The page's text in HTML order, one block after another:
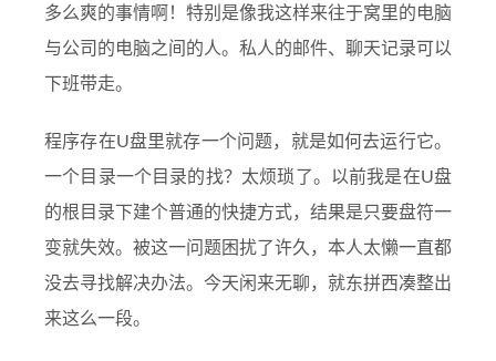
多么爽的事情啊！特别是像我这样来往于窝里的电脑
与公司的电脑之间的人。私人的邮件、聊天记录可以
下班带走。
程序存在U盘里就存一个问题，就是如何去运行它。
一个目录一个目录的找？太烦琐了。以前我是在U盘
的根目录下建个普通的快捷方式，结果是只要盘符一
变就失效。被这一问题困扰了许久，本人太懒一直都
没去寻找解决办法。今天闲来无聊，就东拼西凑整出
来这么一段。